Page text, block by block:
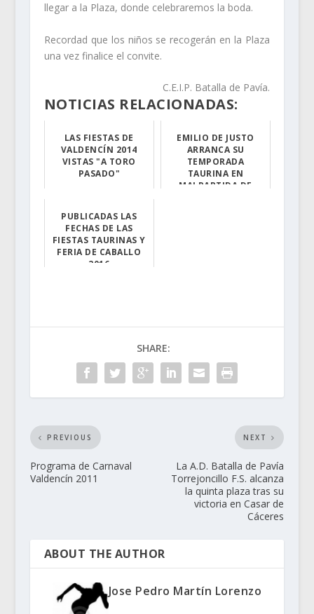
llegar a la Plaza, donde celebraremos la boda.
Recordad que los niños se recogerán en la Plaza
una vez finalice el convite.
C.E.I.P. Batalla de Pavía.
NOTICIAS RELACIONADAS:
LAS FIESTAS DE
VALDENCÍN 2014
VISTAS "A TORO
PASADO"
EMILIO DE JUSTO
ARRANCA SU
TEMPORADA
TAURINA EN
MALPARTIDA DE
PUBLICADAS LAS
FECHAS DE LAS
FIESTAS TAURINAS Y
FERIA DE CABALLO
2016
SHARE:
PREVIOUS
Programa de Carnaval
Valdencín 2011
NEXT
La A.D. Batalla de Pavía
Torrejoncillo F.S. alcanza
la quinta plaza tras su
victoria en Casar de
Cáceres
ABOUT THE AUTHOR
Jose Pedro Martín Lorenzo